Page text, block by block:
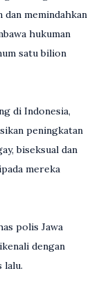
memindahkan
hukuman
satu bilion
di Indonesia,
peningkatan
biseksual dan
mereka
polis Jawa
dengan
lalu.